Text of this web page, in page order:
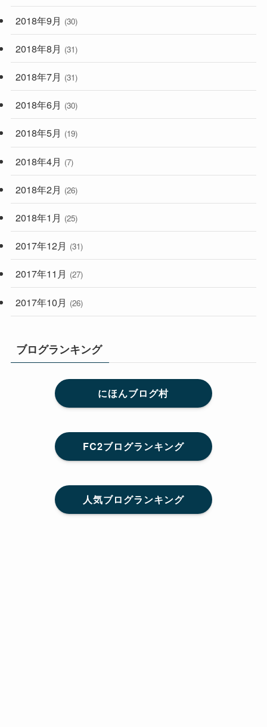
2018年9月 (30)
2018年8月 (31)
2018年7月 (31)
2018年6月 (30)
2018年5月 (19)
2018年4月 (7)
2018年2月 (26)
2018年1月 (25)
2017年12月 (31)
2017年11月 (27)
2017年10月 (26)
ブログランキング
にほんブログ村
FC2ブログランキング
人気ブログランキング